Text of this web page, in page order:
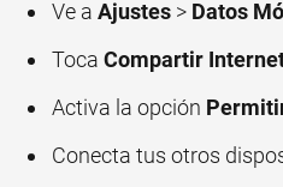
Ve a Ajustes > Datos
Toca Compartir
Activa la opción
Conecta tus otros